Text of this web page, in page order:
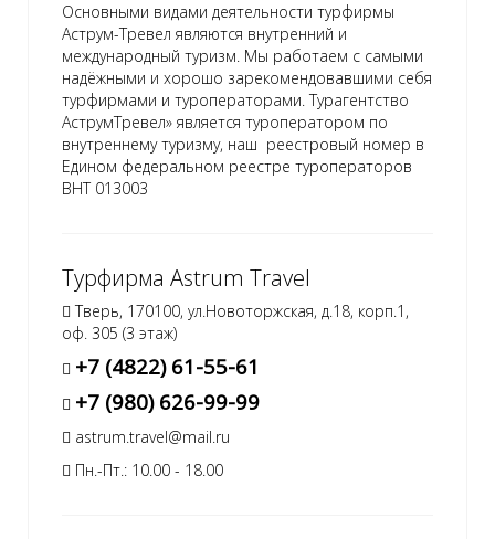
Основными видами деятельности турфирмы
Аструм-Тревел являются внутренний и
международный туризм. Мы работаем с самыми
надёжными и хорошо зарекомендовавшими себя
турфирмами и туроператорами. Турагентство
АструмТревел» является туроператором по
внутреннему туризму, наш реестровый номер в
Едином федеральном реестре туроператоров
ВНТ 013003
Турфирма Astrum Travel
Тверь, 170100, ул.Новоторжская, д.18, корп.1,
оф. 305 (3 этаж)
+7 (4822) 61-55-61
+7 (980) 626-99-99
astrum.travel@mail.ru
Пн.-Пт.: 10.00 - 18.00